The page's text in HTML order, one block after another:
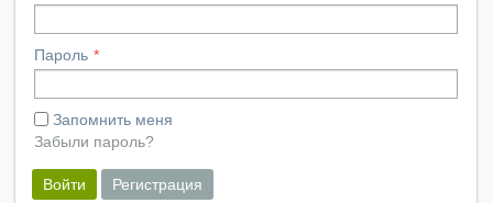
Пароль
Запомнить меня
Забыли пароль?
Войти Регистрация